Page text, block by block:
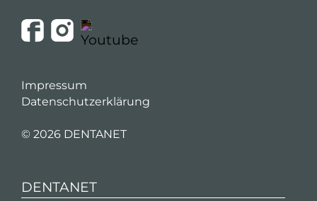
Impressum
Datenschutzerklärung
© 2026 DENTANET
DENTANET